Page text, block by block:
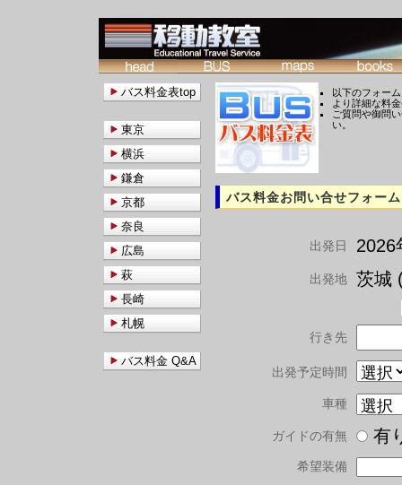
以下のフォー
より詳細な料
ご質問や御問
い。
バス料金お問い合せフォーム
出発日 2026
出発地 茨城
行き先
出発予定時間
車種
ガイドの有無
希望装備
バス料金表top
東京
横浜
鎌倉
京都
奈良
広島
萩
長崎
札幌
バス料金 Q&A